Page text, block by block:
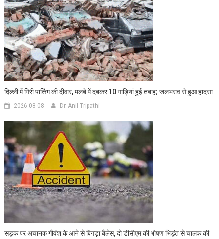
दिल्ली में गिरी पार्किंग की दीवार, मलबे में दबकर 10 गाड़ियां हुई तबाह; जलभराव से हुआ हादसा
2026-08-08 Dr. Anil Tripathi
सड़क पर अचानक गौवंश के आने से बिगड़ा बैलेंस, दो डीसीएम की भीषण भिड़ंत से चालक की